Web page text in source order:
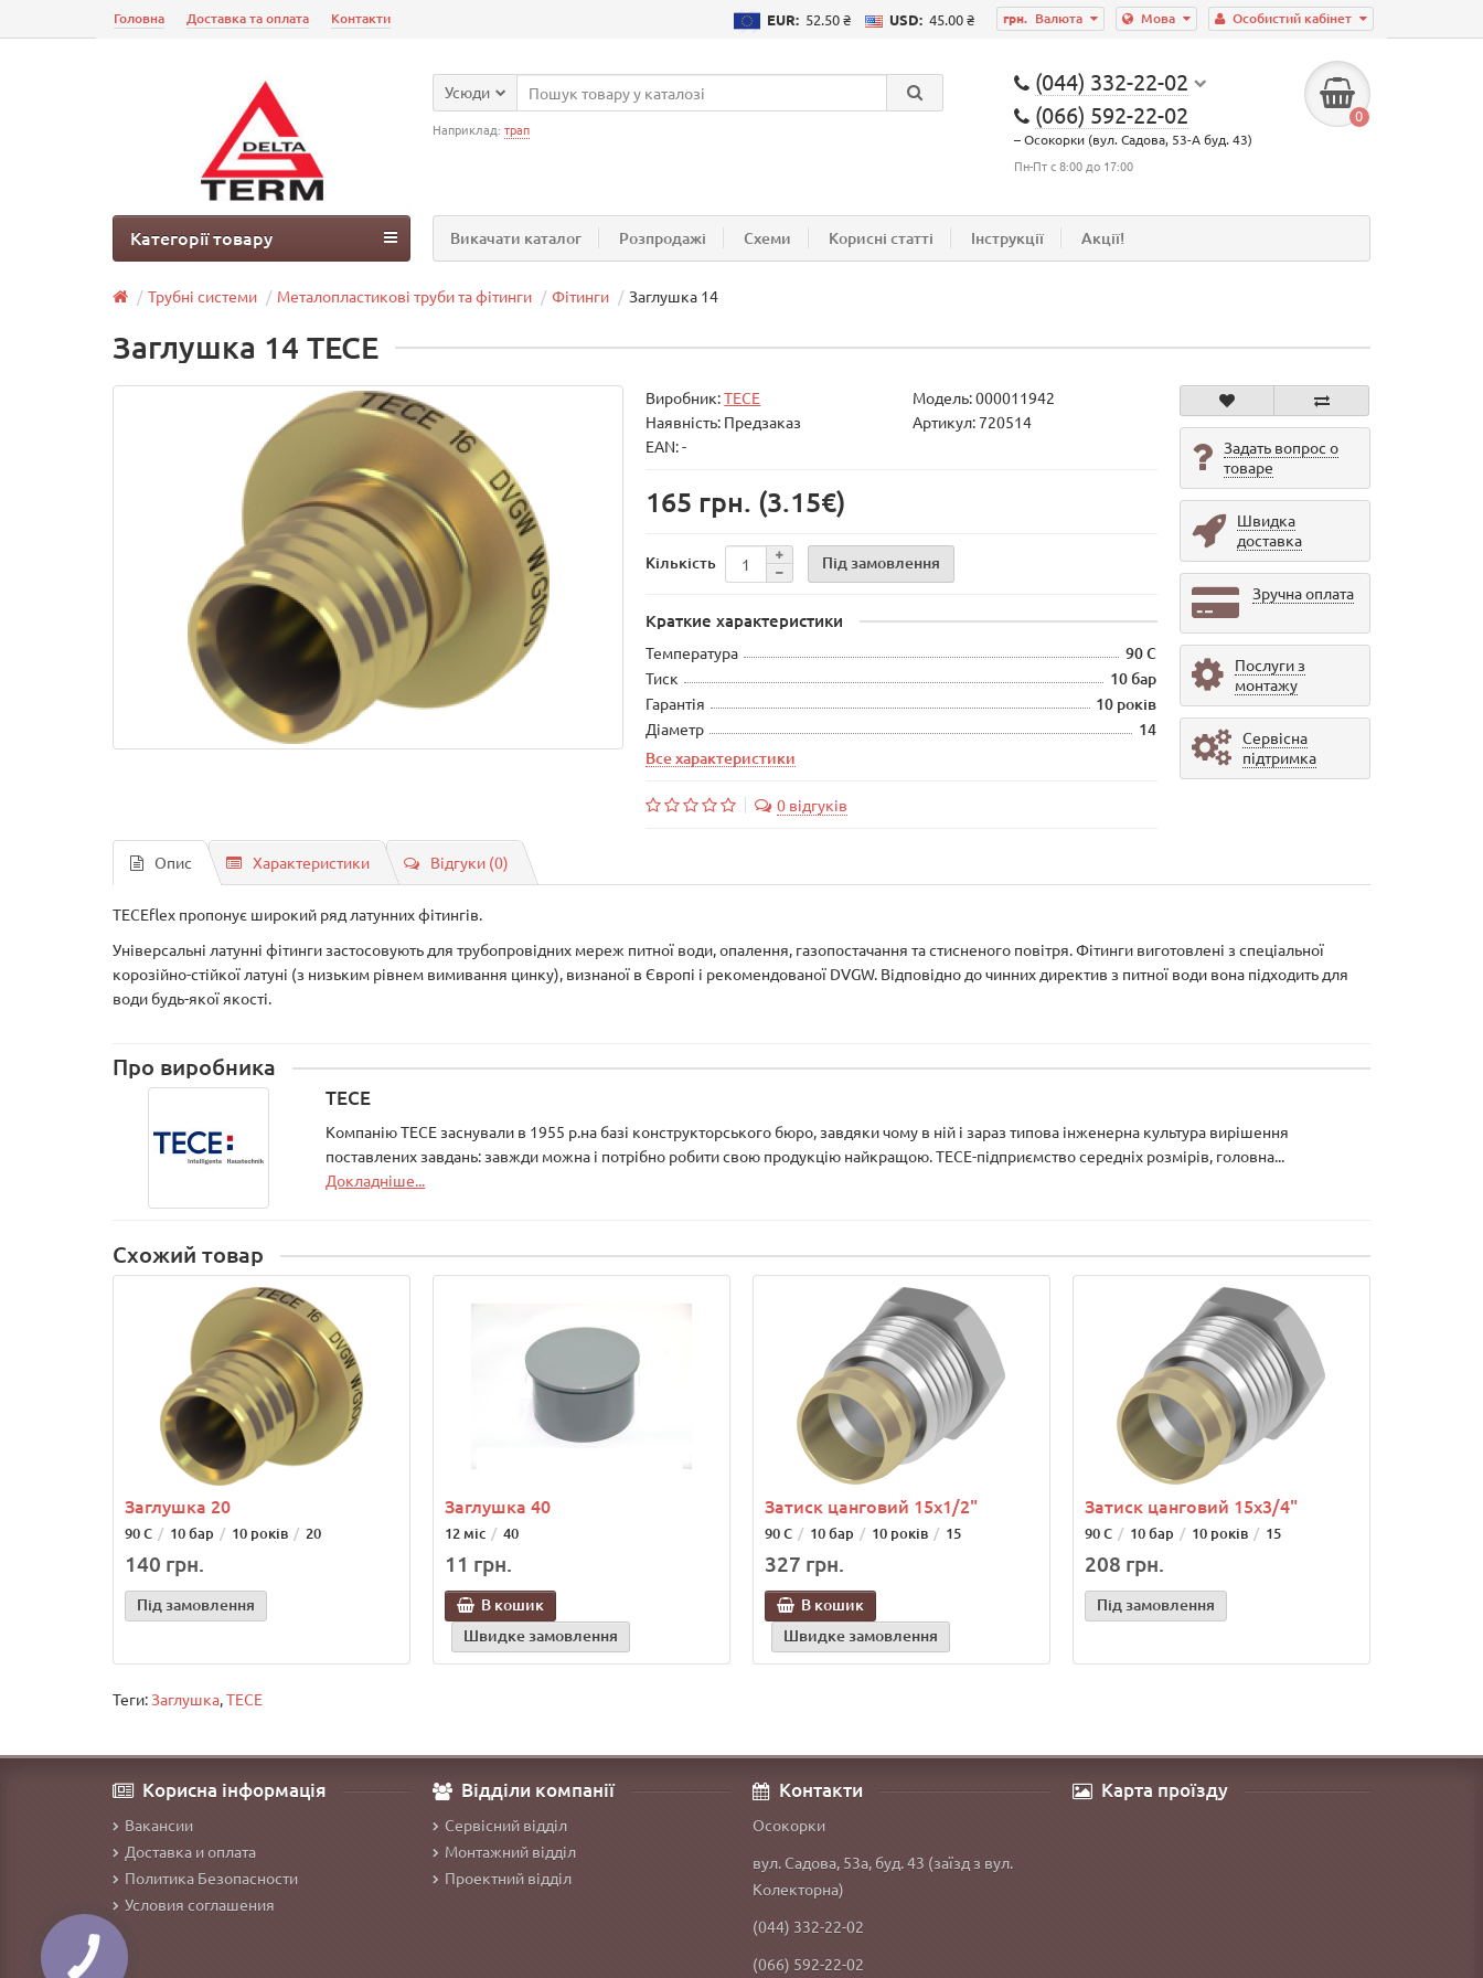
Особистий кабінет
Мова
грн. Валюта
EUR: 52.50 ₴ USD: 45.00 ₴
Головна Доставка та оплата Контакти
(044) 332-22-02
(066) 592-22-02
– Осокорки (вул. Садова, 53-А буд. 43)
Пн-Пт с 8:00 до 17:00
0
Усюди
Наприклад: трап
Викачати каталог Розпродажі Схеми Корисні статті Інструкції Акції!
Категорії товару
Трубні системи Металопластикові труби та фітинги Фітинги Заглушка 14
Заглушка 14 TECE
Виробник:TECE Модель:000011942
Наявність: Предзаказ
Артикул: 720514
EAN: -
165 грн. (3.15€)
Кількість Під замовлення
Краткие характеристики
Температура 90 С
Тиск 10 бар
Гарантія 10 років
Діаметр
14
Все характеристики
0 відгуків
Задать вопрос о
товаре
Швидка
доставка
Зручна оплата
Послуги з
монтажу
Сервісна
підтримка
Опис Характеристики Відгуки (0)
TECEflex пропонує широкий ряд латунних фітингів.
Універсальні латунні фітинги застосовують для трубопровідних мереж питної води, опалення, газопостачання та стисненого повітря. Фітинги виготовлені з спеціальної
корозійно-стійкої латуні (з низьким рівнем вимивання цинку), визнаної в Європі і рекомендованої DVGW. Відповідно до чинних директив з питної води вона підходить для
води будь-якої якості.
Про виробника
TECE
Компанію ТЕСЕ заснували в 1955 р.на базі конструкторського бюро, завдяки чому в ній і зараз типова інженерна культура вирішення
поставлених завдань: завжди можна і потрібно робити свою продукцію найкращою. ТЕСЕ-підприємство середніх розмірів, головна...
Докладніше...
Схожий товар
Заглушка 20
90 С 10 бар 10 років 20
140 грн.
Під замовлення
Заглушка 40
12 міс 40
11 грн.
В кошик
Швидке замовлення
Затиск цанговий 15х1/2"
90 С 10 бар 10 років 15
327 грн.
В кошик
Швидке замовлення
Затиск цанговий 15х3/4"
90 С 10 бар 10 років 15
208 грн.
Під замовлення
Теги:Заглушка,TECE
Корисна інформація
Вакансии
Доставка и оплата
Политика Безопасности
Условия соглашения
Відділи компанії
Сервісний відділ
Монтажний відділ
Проектний відділ
Контакти
Осокорки
вул. Садова, 53а, буд. 43 (заїзд з вул.
Колекторна)
(044) 332-22-02
(066) 592-22-02
Карта проїзду